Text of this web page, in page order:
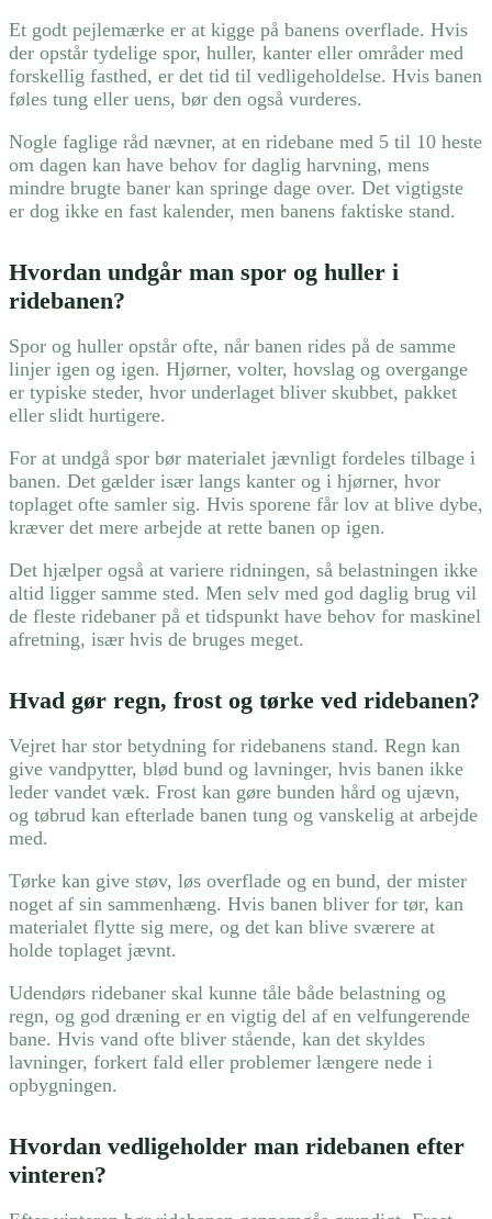
Et godt pejlemærke er at kigge på banens overflade. Hvis
der opstår tydelige spor, huller, kanter eller områder med
forskellig fasthed, er det tid til vedligeholdelse. Hvis banen
føles tung eller uens, bør den også vurderes.
Nogle faglige råd nævner, at en ridebane med 5 til 10 heste
om dagen kan have behov for daglig harvning, mens
mindre brugte baner kan springe dage over. Det vigtigste
er dog ikke en fast kalender, men banens faktiske stand.
Hvordan undgår man spor og huller i
ridebanen?
Spor og huller opstår ofte, når banen rides på de samme
linjer igen og igen. Hjørner, volter, hovslag og overgange
er typiske steder, hvor underlaget bliver skubbet, pakket
eller slidt hurtigere.
For at undgå spor bør materialet jævnligt fordeles tilbage i
banen. Det gælder især langs kanter og i hjørner, hvor
toplaget ofte samler sig. Hvis sporene får lov at blive dybe,
kræver det mere arbejde at rette banen op igen.
Det hjælper også at variere ridningen, så belastningen ikke
altid ligger samme sted. Men selv med god daglig brug vil
de fleste ridebaner på et tidspunkt have behov for maskinel
afretning, især hvis de bruges meget.
Hvad gør regn, frost og tørke ved ridebanen?
Vejret har stor betydning for ridebanens stand. Regn kan
give vandpytter, blød bund og lavninger, hvis banen ikke
leder vandet væk. Frost kan gøre bunden hård og ujævn,
og tøbrud kan efterlade banen tung og vanskelig at arbejde
med.
Tørke kan give støv, løs overflade og en bund, der mister
noget af sin sammenhæng. Hvis banen bliver for tør, kan
materialet flytte sig mere, og det kan blive sværere at
holde toplaget jævnt.
Udendørs ridebaner skal kunne tåle både belastning og
regn, og god dræning er en vigtig del af en velfungerende
bane. Hvis vand ofte bliver stående, kan det skyldes
lavninger, forkert fald eller problemer længere nede i
opbygningen.
Hvordan vedligeholder man ridebanen efter
vinteren?